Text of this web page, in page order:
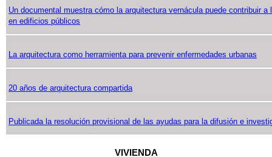
Un documental muestra cómo la arquitectura vernácula puede contribuir a
en edificios públicos
La arquitectura como herramienta para prevenir enfermedades urbanas
20 años de arquitectura compartida
Publicada la resolución provisional de las ayudas para la difusión e
VIVIENDA